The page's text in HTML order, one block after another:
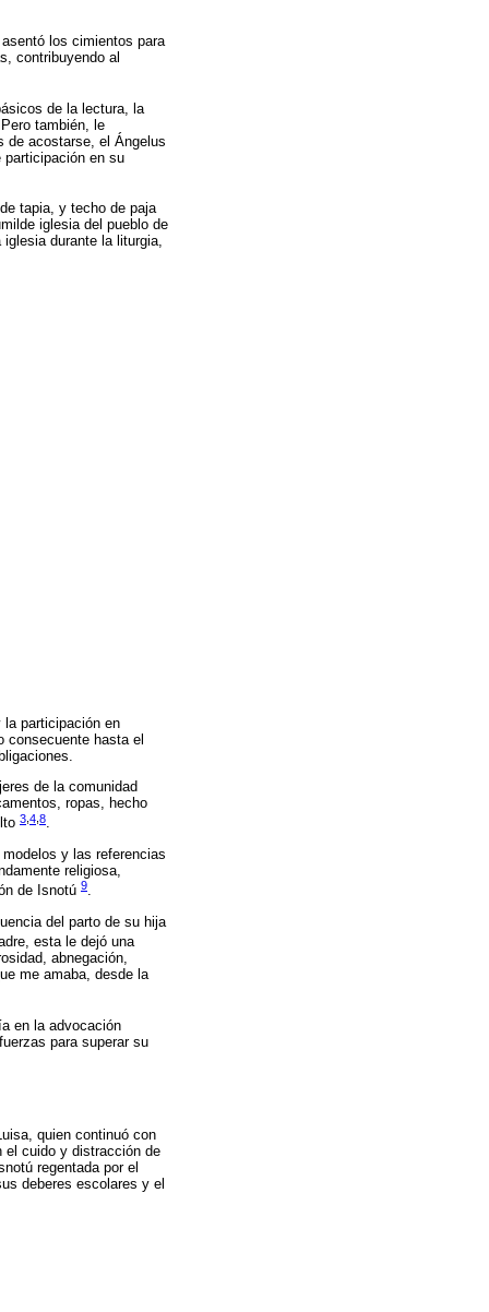
los cimientos para
contribuyendo al
de la lectura, la
también, le
de acostarse, el Ángelus
participación en su
tapia, y techo de paja
iglesia del pueblo de
durante la liturgia,
participación en
hasta el
de la comunidad
ropas, hecho
3,4,8.
y las referencias
religiosa,
de Isnotú 9.
del parto de su hija
esta le dejó una
abnegación,
me amaba, desde la
en la advocación
para superar su
quien continuó con
el cuido y distracción de
regentada por el
deberes escolares y el